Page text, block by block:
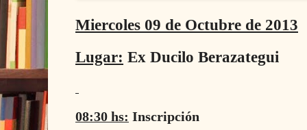
Miercoles 09 de Octubre de 2013
Lugar: Ex Ducilo Berazategui
08:30 hs: Inscripción